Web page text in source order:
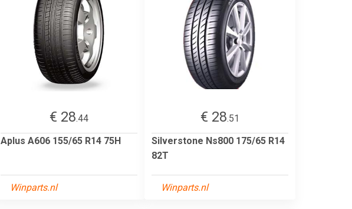
€ 28.44
Aplus A606 155/65 R14 75H
Winparts.nl
€ 28.51
Silverstone Ns800 175/65 R14
82T
Winparts.nl